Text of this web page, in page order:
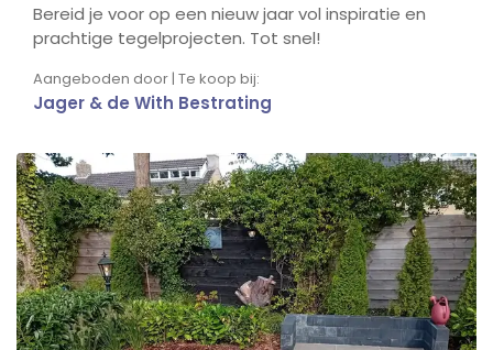
Bereid je voor op een nieuw jaar vol inspiratie en
prachtige tegelprojecten. Tot snel!
Aangeboden door | Te koop bij:
Jager & de With Bestrating